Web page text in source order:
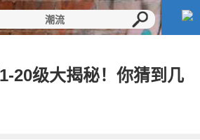
20级大揭秘！你猜到几